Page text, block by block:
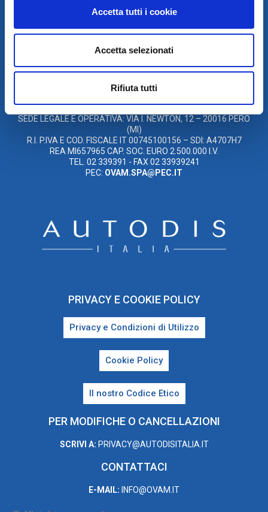
Accetta tutti i cookie
Accetta selezionati
Rifiuta tutti
OVAM S.P.A. UNIPERSONALE
AUTODIS ITALIA HOLDING S.R.L
SEDE LEGALE E OPERATIVA: VIA I. NEWTON, 12 – 20016 PERO
(MI)
R.I. P.IVA E COD. FISCALE IT 00745100156 – SDI: A4707H7
REA MI657965 CAP. SOC. EURO 2.500.000 I.V.
TEL. 02 339391 - FAX 02 33939241
PEC: OVAM.SPA@PEC.IT
PRIVACY E COOKIE POLICY
Privacy e Condizioni di Utilizzo
Cookie Policy
Il nostro Codice Etico
PER MODIFICHE O CANCELLAZIONI
SCRIVI A: PRIVACY@AUTODISITALIA.IT
CONTATTACI
E-MAIL: INFO@OVAM.IT